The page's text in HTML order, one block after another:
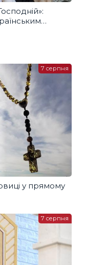
у прямому
7 серпня
7 серпня